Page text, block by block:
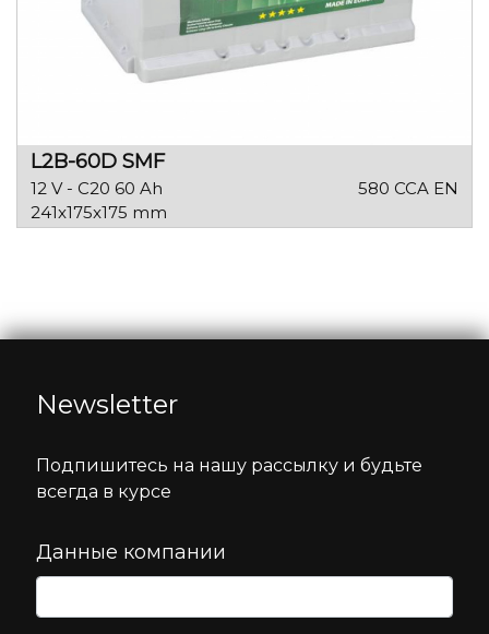
L2B-60D SMF
12 V - C20 60 Ah
580 CCA EN
241x175x175 mm
Newsletter
Подпишитесь на нашу рассылку и будьте
всегда в курсе
Данные компании